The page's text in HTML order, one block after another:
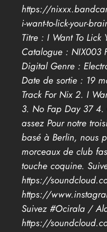
https://
i-want-to-lick-your-
Titre : I Want To Lick
Catalogue : NIX003
Digital Genre :
Date de sortie : 19
Track For Nix 2. I
3. No Fap Day 37 4.
assez Pour notre
basé à Berlin, nous
morceaux de club
touche coquine.
https://
https://
Suivez #Ocirala /
https://